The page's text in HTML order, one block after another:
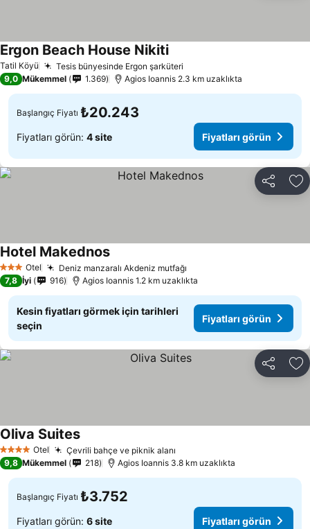
Tatil Köyü Tesis bünyesinde Ergon şarküteri
Ergon Beach House NikitiFiyatları görün
9,0 Mükemmel 1.369 Agios Ioannis 2.3 km uzaklıkta
Başlangıç Fiyatı ₺20.243
Fiyatları görün: 4 site Fiyatları görün
Paylaş
3 YıldızOtel Deniz manzaralı Akdeniz mutfağı
Hotel MakednosFiyatları görün
7,8 İyi 916 Agios Ioannis 1.2 km uzaklıkta
Kesin fiyatları görmek için tarihleri
seçin
Fiyatları görün
Paylaş
4 Yıldız Otel Çevrili bahçe ve piknik alanı
Oliva SuitesFiyatları görün
9,8 Mükemmel 218 Agios Ioannis 3.8 km uzaklıkta
Başlangıç Fiyatı ₺3.752
Fiyatları görün: 6 site Fiyatları görün